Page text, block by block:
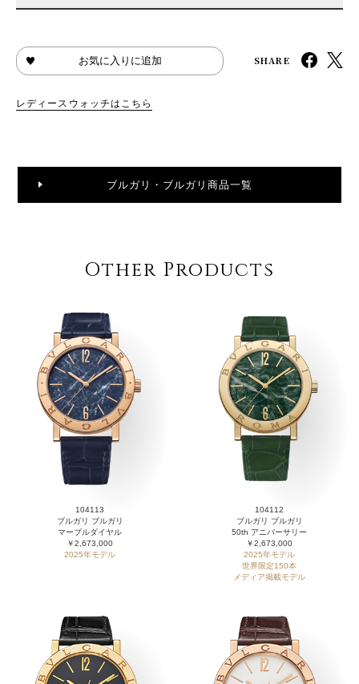
お気に入りに追加 SHARE
レディースウォッチはこちら
ブルガリ・ブルガリ商品一覧
Other Products
104113
ブルガリ ブルガリ
マーブルダイヤル
￥2,673,000
2025年モデル
104112
ブルガリ ブルガリ
50th アニバーサリー
￥2,673,000
2025年モデル
世界限定150本
メディア掲載モデル